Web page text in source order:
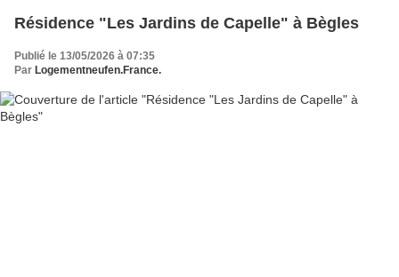
Résidence "Les Jardins de Capelle" à Bègles
Publié le 13/05/2026 à 07:35
Par Logementneufen.France.